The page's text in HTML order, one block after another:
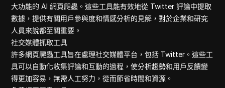
大功能的 AI 網頁爬蟲。這些工具能有效地從 Twitter 評論中提取
數據，提供有關用戶參與度和情感分析的見解，對於企業和研究
人員來說都至關重要。
社交媒體抓取工具
許多網頁爬蟲工具旨在處理社交媒體平台，包括 Twitter。這些工
具可以自動化收集評論和互動的過程，使分析趨勢和用戶反饋變
得更加容易，無需人工努力，從而節省時間和資源。